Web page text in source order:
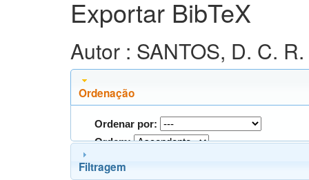
Exportar BibTeX
Autor : SANTOS, D. C.
Ordenação
Ordenar por:
Ordem:
Filtragem